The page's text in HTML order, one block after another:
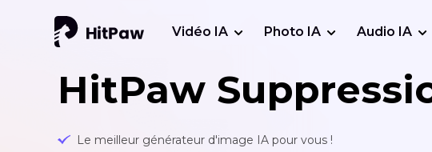
Vidéo IA Photo IA Audio IA
HitPaw
Le meilleur générateur d'image IA pour vous !